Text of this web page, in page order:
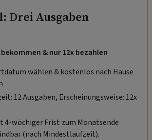
Drei Ausgaben
bekommen & nur 12x bezahlen
wählen & kostenlos nach Hause
12 Ausgaben, Erscheinungsweise: 12x
4-wöchiger Frist zum Monatsende
(nach Mindestlaufzeit).